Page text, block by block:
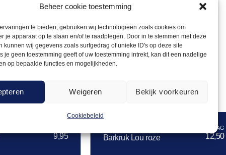
Beheer cookie toestemming
te bieden, gebruiken wij technologieën zoals cookies om
je apparaat op te slaan en/of te raadplegen. Door in te stemmen met deze
kunnen wij gegevens zoals surfgedrag of unieke ID's op deze site
je geen toestemming geeft of uw toestemming intrekt, kan dit een nadelige
op bepaalde functies en mogelijkheden.
Weigeren Bekijk voorkeuren
Cookiebeleid
9,95 Barkruk Lou roze 12,50